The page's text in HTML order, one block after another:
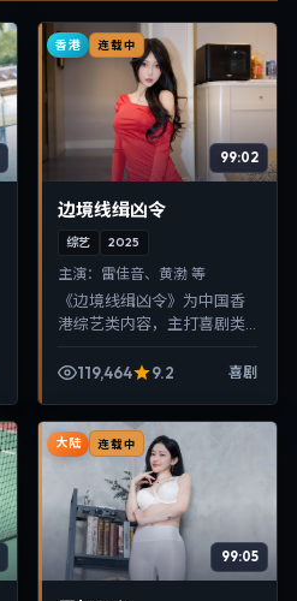
香港 连载中
99:02
边境线缉凶令
综艺 2025
主演： 雷佳音、黄渤 等
《边境线缉凶令》为中国香
港综艺类内容，主打喜剧类
晰，适合移动端与电视端随
119,464 9.2 喜剧
大陆 连载中
99:05